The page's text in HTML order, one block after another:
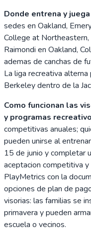
Donde entrena y
sedes en Oakland,
College at
Raimondi en Oakland,
ademas de canchas de
La liga recreativa
Berkeley dentro de la
Como funcionan las
y programas
competitivas anuales;
pueden unirse al
15 de junio y completar
aceptacion competitiva
PlayMetrics con la
opciones de plan de
visorias: las familias se
primavera y pueden
escuela o vecinos.